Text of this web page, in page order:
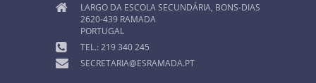
LARGO DA ESCOLA SECUNDÁRIA, BONS-DIAS
2620-439 RAMADA
PORTUGAL
TEL.: 219 340 245
SECRETARIA@ESRAMADA.PT